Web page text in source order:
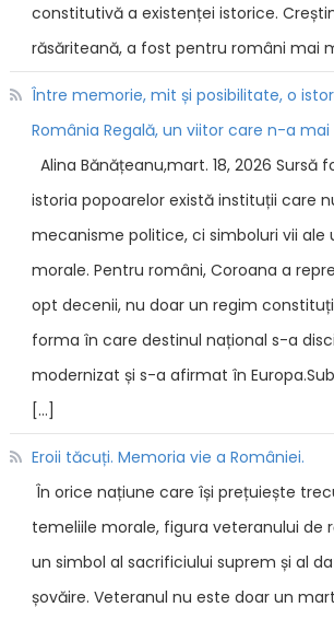
constitutivă a existenței istorice.
răsăriteană, a fost pentru români mai
Între memorie, mit și posibilitate, o
România Regală, un viitor care n-a mai
Alina Bănățeanu,mart. 18, 2026 Sursă
istoria popoarelor există instituții care
mecanisme politice, ci simboluri vii ale
morale. Pentru români, Coroana a
opt decenii, nu doar un regim
forma în care destinul național s-a
modernizat și s-a afirmat în
[…]
Eroii tăcuți. Memoria vie a României.
În orice națiune care își prețuiește
temeliile morale, figura veteranului de
un simbol al sacrificiului suprem și al
șovăire. Veteranul nu este doar un